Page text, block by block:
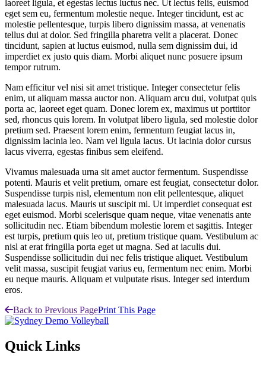
laoreet ligula, et egestas lectus luctus nec. Ut lectus felis, euismod
eget sem eu, fermentum molestie neque. Integer tincidunt, est ac
molestie pellentesque, turpis libero dignissim massa, at venenatis
tellus dui at dolor. Sed fringilla pharetra velit a placerat. Donec
tincidunt, sapien at luctus euismod, nulla sem dignissim dui, id
imperdiet ex justo quis diam. Morbi aliquet nunc posuere ipsum
tempor rutrum.
Nam efficitur vel nisi sit amet tristique. Integer consectetur felis
enim, ut aliquam massa auctor non. Aliquam arcu dui, volutpat quis
porta ac, laoreet eget quam. Donec lorem ex, maximus ut porttitor
sed, rhoncus quis lorem. In volutpat libero ligula, sed molestie dolor
pretium sed. Praesent lorem enim, fermentum feugiat lacus in,
dignissim lacinia leo. Nam vel ligula lacus. Ut lacinia dolor cursus
lacus viverra, egestas finibus sem eleifend.
Vivamus malesuada urna sit amet auctor fermentum. Suspendisse
potenti. Mauris et velit pretium, ornare est feugiat, consectetur dolor.
Suspendisse turpis nisl, elementum non elit pellentesque, aliquet
malesuada lacus. Mauris ut suscipit mi. Ut imperdiet consequat est
eget euismod. Morbi scelerisque quam neque, vitae venenatis ante
sollicitudin nec. Etiam bibendum molestie lorem et sagittis. Integer
est turpis, pretium quis leo ut, pretium tristique quam. Vestibulum ac
nisl at erat fringilla porta eget ut magna. Sed at iaculis dui.
Suspendisse sollicitudin dui nec felis tristique aliquet. Vestibulum
velit massa, suscipit feugiat varius eu, fermentum nec enim. Morbi
eu neque mauris. Aliquam et vulputate risus. Integer sed interdum
eros.
Back to Previous PagePrint This Page
Quick Links